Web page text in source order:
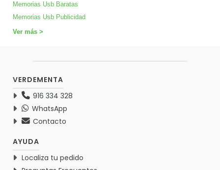
Memorias Usb Baratas
Memorias Usb Publicidad
Ver más >
VERDEMENTA
916 334 328
WhatsApp
Contacto
AYUDA
Localiza tu pedido